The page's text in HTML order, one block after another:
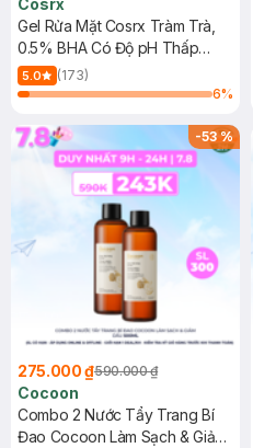
Cosrx
Gel Rửa Mặt Cosrx Tràm Trà,
0.5% BHA Có Độ pH Thấp
150ml
5.0
(173)
6%
-53%
275.000 ₫590.000 ₫
Cocoon
Combo 2 Nước Tẩy Trang Bí
Đao Cocoon Làm Sạch & Giảm